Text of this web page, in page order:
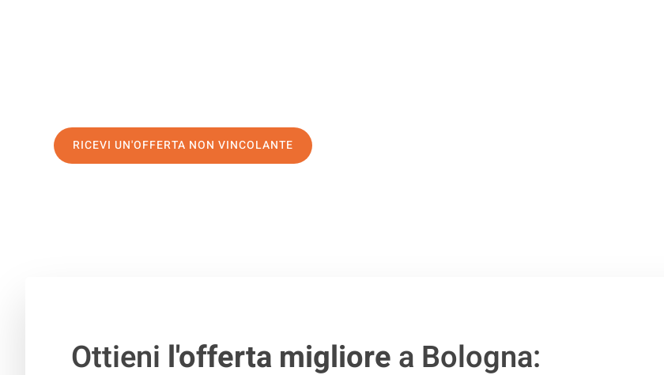
RICEVI UN'OFFERTA NON VINCOLANTE
Ottieni l'offerta migliorea Bologna: